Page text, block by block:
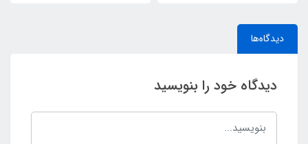
دیدگاه‌ها
دیدگاه خود را بنویسید